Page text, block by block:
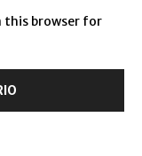
this browser for